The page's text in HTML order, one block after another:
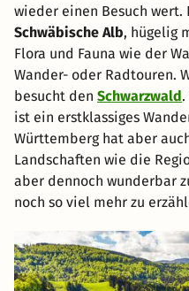
wieder einen Besuch wert.
Schwäbische Alb, hügelig
Flora und Fauna wie der
Wander- oder Radtouren.
besucht den Schwarzwald
ist ein erstklassiges
Württemberg hat aber
Landschaften wie die
aber dennoch wunderbar
noch so viel mehr zu